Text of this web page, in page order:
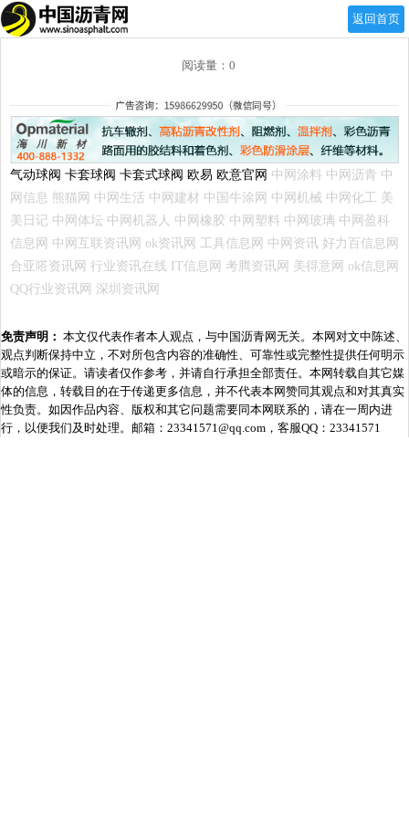
返回首页
阅读量：0
气动球阀 卡套球阀 卡套式球阀 欧易 欧意官网 中网涂料 中网沥青 中
网信息 熊猫网 中网生活 中网建材 中国牛涂网 中网机械 中网化工 美
美日记 中网体坛 中网机器人 中网橡胶 中网塑料 中网玻璃 中网盈科
信息网 中网互联资讯网 ok资讯网 工具信息网 中网资讯 好力百信息网
合亚嗒资讯网 行业资讯在线 IT信息网 考腾资讯网 美得意网 ok信息网
QQ行业资讯网 深圳资讯网
免责声明： 本文仅代表作者本人观点，与中国沥青网无关。本网对文中陈述、
观点判断保持中立，不对所包含内容的准确性、可靠性或完整性提供任何明示
或暗示的保证。请读者仅作参考，并请自行承担全部责任。本网转载自其它媒
体的信息，转载目的在于传递更多信息，并不代表本网赞同其观点和对其真实
性负责。如因作品内容、版权和其它问题需要同本网联系的，请在一周内进
行，以便我们及时处理。邮箱：23341571@qq.com，客服QQ：23341571